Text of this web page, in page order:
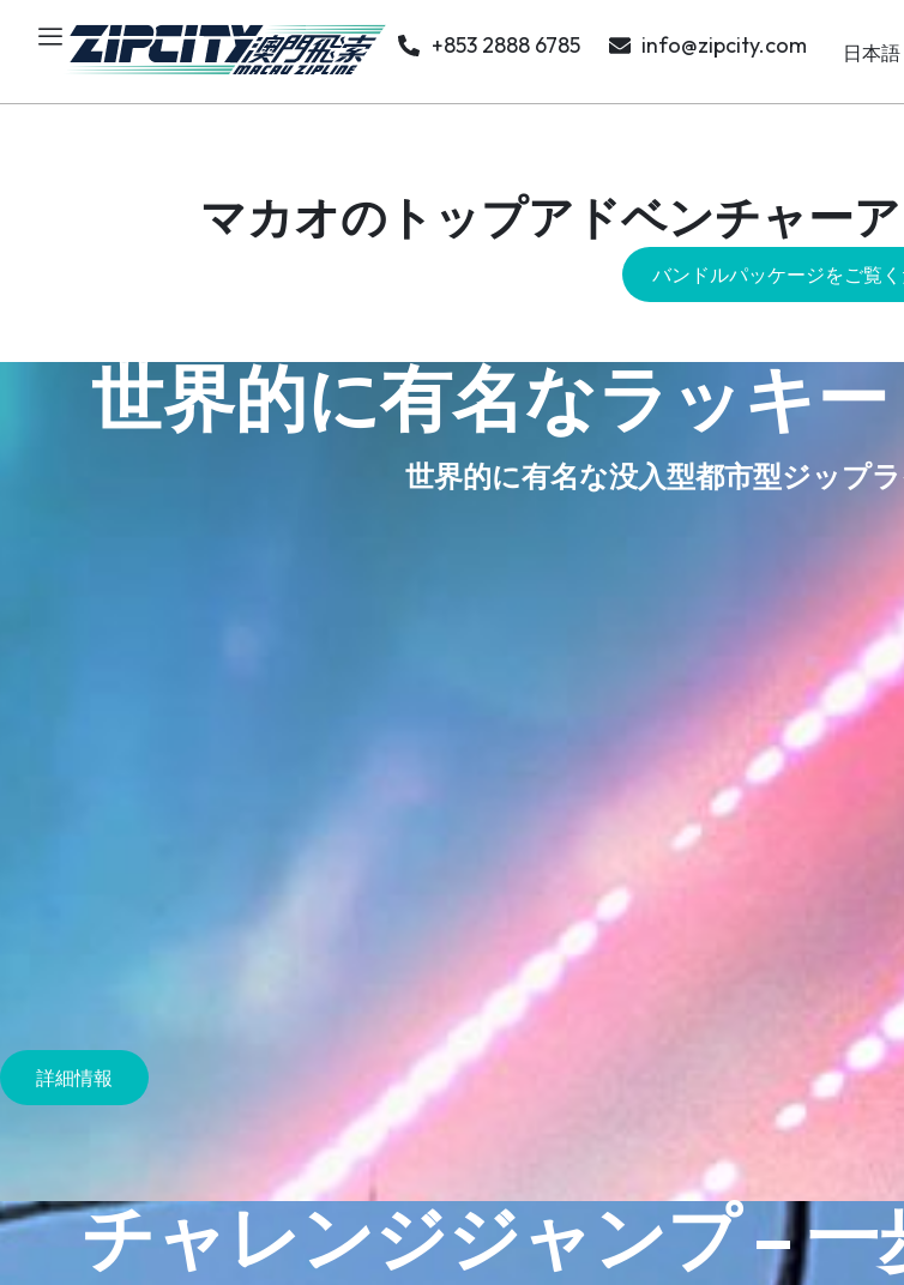
+853 2888 6785 info@zipcity.com 日本語
한국어
マカオのトップアドベンチャー
バンドルパッケージをご覧
世界的に有名なラッキ
世界的に有名な没入型都市型ジップ
詳細情報
チャレンジジャンプ – 一